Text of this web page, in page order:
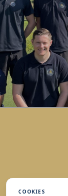
COOKIES